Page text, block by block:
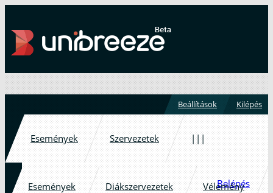
Beállítások Kilépés
Események Szervezetek |||
Események Diákszervezetek Vélemény
Belépés